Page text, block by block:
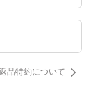
品特約について